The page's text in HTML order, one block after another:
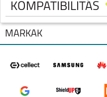
KOMPATIBILITÁS
SAMSUNG GALAXY Z
MÁRKÁK